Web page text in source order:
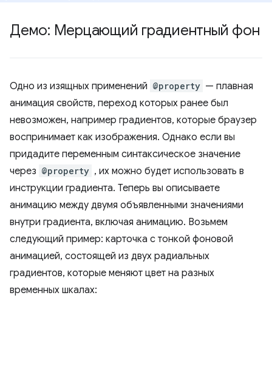
Демо: Мерцающий градиентный фон
Одно из изящных применений @property — плавная
анимация свойств, переход которых ранее был
невозможен, например градиентов, которые браузер
воспринимает как изображения. Однако если вы
придадите переменным синтаксическое значение
через @property , их можно будет использовать в
инструкции градиента. Теперь вы описываете
анимацию между двумя объявленными значениями
внутри градиента, включая анимацию. Возьмем
следующий пример: карточка с тонкой фоновой
анимацией, состоящей из двух радиальных
градиентов, которые меняют цвет на разных
временных шкалах: